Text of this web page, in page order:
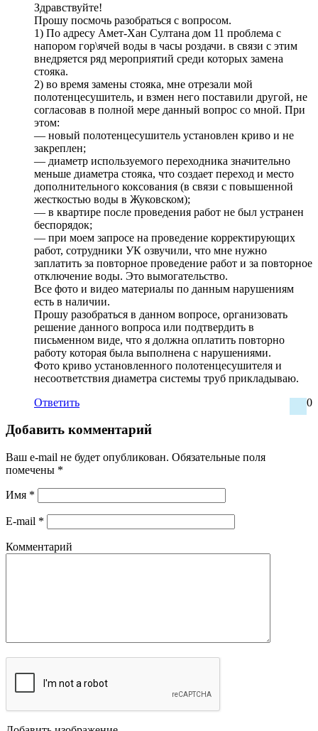
Здравствуйте!
Прошу посмочь разобраться с вопросом.
1) По адресу Амет-Хан Султана дом 11 проблема с
напором гор\ячей воды в часы роздачи. в связи с этим
внедряется ряд мероприятий среди которых замена
стояка.
2) во время замены стояка, мне отрезали мой
полотенцесушитель, и взмен него поставили другой, не
согласовав в полной мере данный вопрос со мной. При
этом:
— новый полотенцесушитель установлен криво и не
закреплен;
— диаметр используемого переходника значительно
меньше диаметра стояка, что создает переход и место
дополнительного коксования (в связи с повышенной
жесткостью воды в Жуковском);
— в квартире после проведения работ не был устранен
беспорядок;
— при моем запросе на проведение корректирующих
работ, сотрудники УК озвучили, что мне нужно
заплатить за повторное проведение работ и за повторное
отключение воды. Это вымогательство.
Все фото и видео материалы по данным нарушениям
есть в наличии.
Прошу разобраться в данном вопросе, организовать
решение данного вопроса или подтвердить в
письменном виде, что я должна оплатить повторно
работу которая была выполнена с нарушениями.
Фото криво установленного полотенцесушителя и
несоответствия диаметра системы труб прикладываю.
0
Ответить
Добавить комментарий
Ваш e-mail не будет опубликован. Обязательные поля
помечены *
Имя *
E-mail *
Комментарий